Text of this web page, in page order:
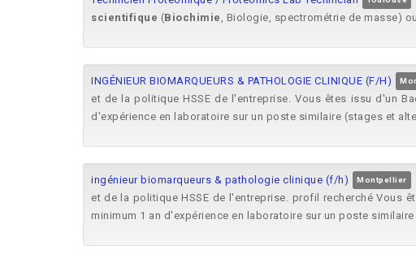
scientifique (Biochimie, Biologie, spectrométrie de masse)​
INGÉNIEUR BIOMARQUEURS & PATHOLOGIE CLINIQUE (F/H)
et de la politique HSSE de l'entreprise. Vous êtes issu d'un
d'expérience en laboratoire sur un poste similaire (stages et
ingénieur biomarqueurs & pathologie clinique (f/h) Montpellier
et de la politique HSSE de l'entreprise. profil recherché Vous
minimum 1 an d'expérience en laboratoire sur un poste